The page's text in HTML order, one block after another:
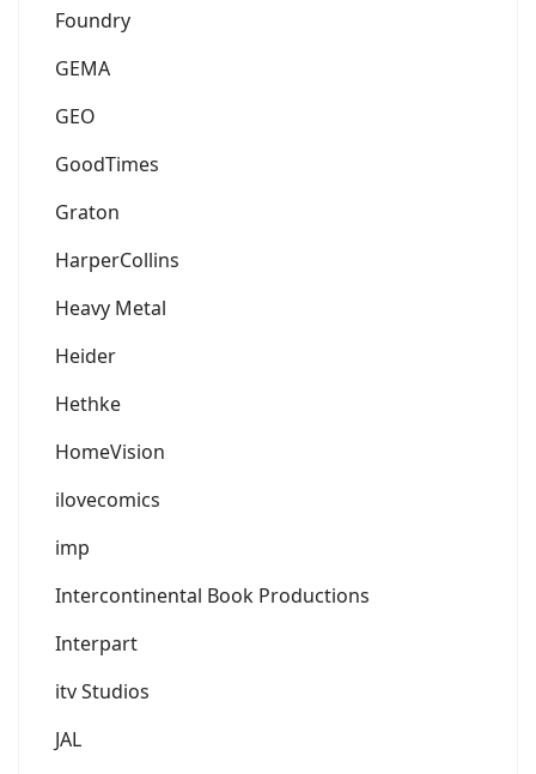
Foundry
GEMA
GEO
GoodTimes
Graton
HarperCollins
Heavy Metal
Heider
Hethke
HomeVision
ilovecomics
imp
Intercontinental Book Productions
Interpart
itv Studios
JAL